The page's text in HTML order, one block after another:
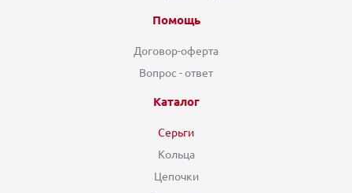
Помощь
Договор-оферта
Вопрос - ответ
Каталог
Серьги
Кольца
Цепочки